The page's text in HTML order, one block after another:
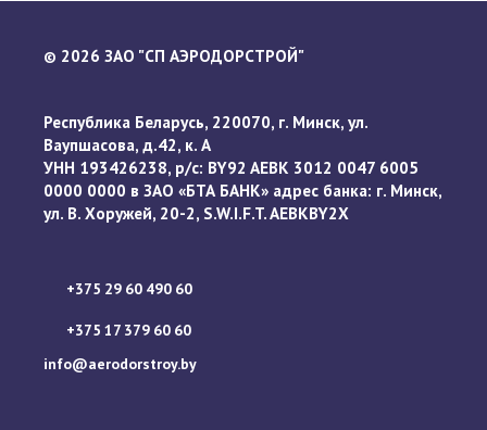
© 2026 ЗАО "СП АЭРОДОРСТРОЙ"
Республика Беларусь, 220070, г. Минск, ул.
Ваупшасова, д.42, к. А
УНН 193426238, р/с: BY92 AEBK 3012 0047 6005
0000 0000 в ЗАО «БТА БАНК» адрес банка: г. Минск,
ул. В. Хоружей, 20-2, S.W.I.F.T. AEBKBY2X
+375 29 60 490 60
+375 17 379 60 60
info@aerodorstroy.by